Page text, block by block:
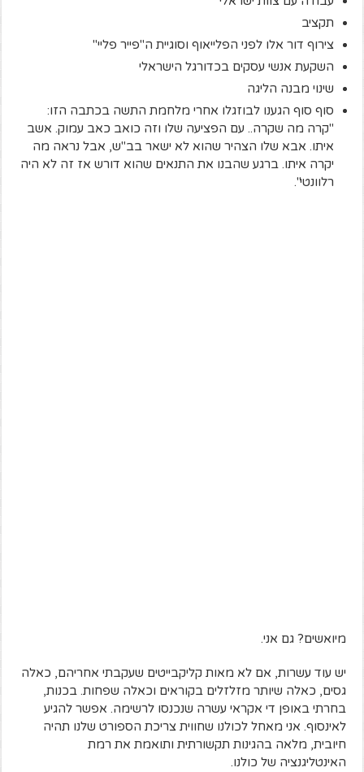
תקציב
צירוף דור אלו לפני הפלייאוף וסוגיית ה"פייר פליי"
השקעת אנשי עסקים בכדורגל הישראלי
שינוי מבנה הליגה
סוף סוף הגענו לבוזגלו אחרי מלחמת התשה בכתבה הזו:
"קרה מה שקרה.. עם הפציעה שלו וזה כואב כאב עמוק. אשב
איתו. אבא שלו הצהיר שהוא לא ישאר בב"ש, אבל נראה מה
יקרה איתו. ברגע שהבנו את התנאים שהוא דורש אז זה לא היה
רלוונטי".
מיואשים? גם אני.
יש עוד עשרות, אם לא מאות קליקבייטים שעקבתי אחריהם, כאלה
גסים, כאלה שיותר מזלזלים בקוראים וכאלה שפחות. בכנות,
בחרתי באופן די אקראי עשרה שנכנסו לרשימה. אפשר להגיע
לאינסוף. אני מאחל לכולנו שחווית צריכת הספורט שלנו תהיה
חיובית, מלאה בהגינות תקשורתית ותואמת את רמת
האינטליגנציה של כולנו.